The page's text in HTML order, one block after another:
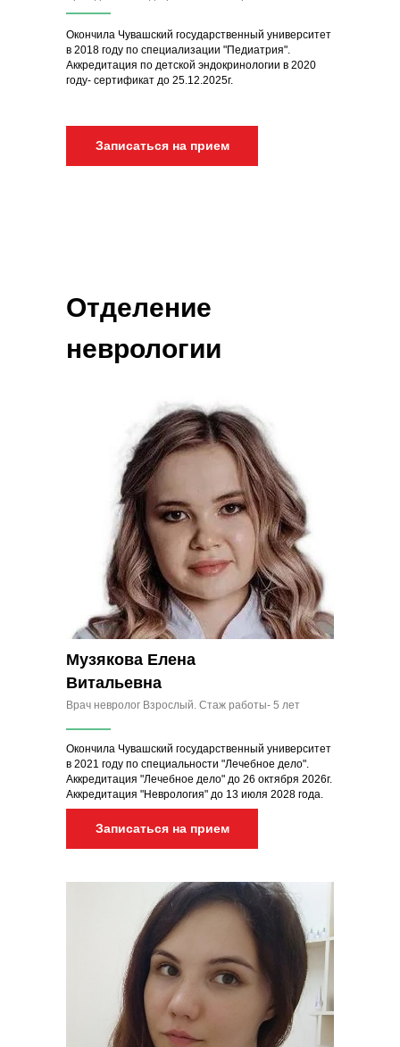
Окончила Чувашский государственный университет
в 2018 году по специализации "Педиатрия".
Аккредитация по детской эндокринологии в 2020
году- сертификат до 25.12.2025г.
Записаться на прием
Отделение
неврологии
Врач невролог Взрослый. Стаж работы- 5 лет
Музякова Елена
Витальевна
Окончила Чувашский государственный университет
в 2021 году по специальности "Лечебное дело".
Аккредитация "Лечебное дело" до 26 октября 2026г.
Аккредитация "Неврология" до 13 июля 2028 года.
Записаться на прием